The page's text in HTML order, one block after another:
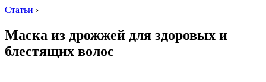
Статьи ›
Маска из дрожжей для здоровых и
блестящих волос